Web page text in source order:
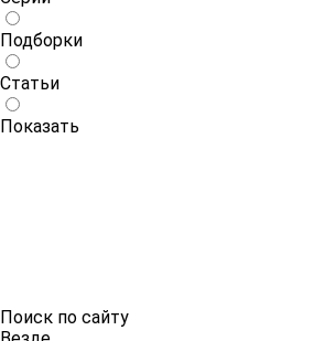
Подборки
Статьи
Показать
Поиск по сайту